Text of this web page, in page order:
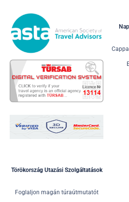
Törökország Utazási Szolgáltatások
Foglaljon magán túraútmutatót